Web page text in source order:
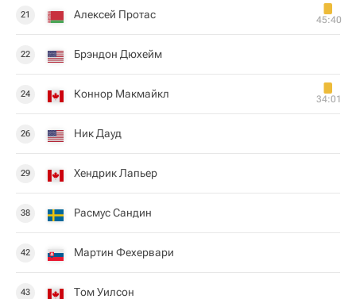
21 Алексей Протас 45:40
22 Брэндон Дюхейм
24 Коннор Макмайкл 34:01
26 Ник Дауд
29 Хендрик Лапьер
38 Расмус Сандин
42 Мартин Фехервари
43 Том Уилсон